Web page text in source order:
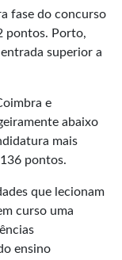
fase do concurso
pontos. Porto,
superior a
e
abaixo
mais
pontos.
que lecionam
curso uma
ensino